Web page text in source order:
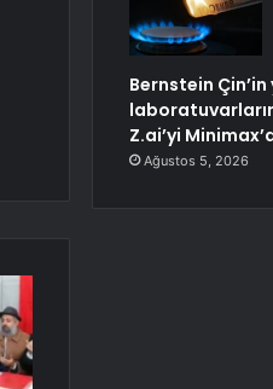
Bernstein
Z.ai’yi
Ağustos 5, 2026